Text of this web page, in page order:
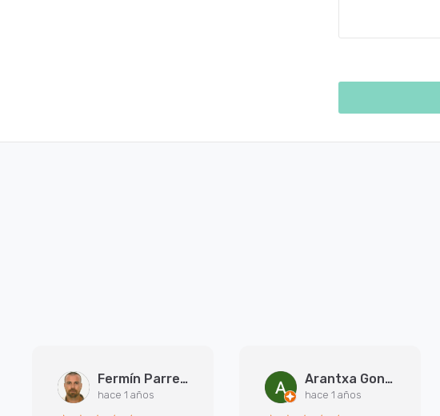
Fermín Parreño Torres
hace 1 años
Arantxa Gonzalez Martinez
hace 1 años